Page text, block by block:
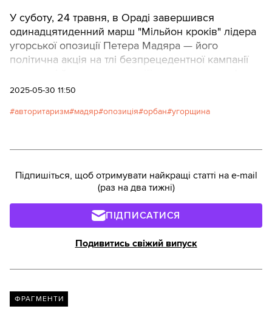
У суботу, 24 травня, в Ораді завершився
одинадцятиденний марш "Мільйон кроків" лідера
угорської опозиції Петера Мадяра — його
політична акція на тлі безпрецедентної кампанії
міністр Угорщини Віктор Орбан і його уряд проти
його партію "Тиса" у роботі на українські
змусити замовкнути критиків в Угорщині.
2025-05-30 11:50
авторитаризм мадяр опозиція орбан угорщина
Підпишіться, щоб отримувати найкращі статті на e-mail
(раз на два тижні)
ПІДПИСАТИСЯ
Подивитись свіжий випуск
ФРАГМЕНТИ